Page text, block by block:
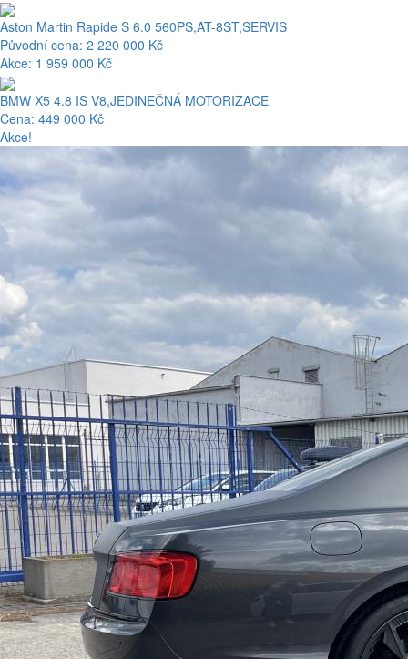
Aston Martin Rapide S 6.0 560PS,AT-8ST,SERVIS
Původní cena: 2 220 000 Kč
Akce: 1 959 000 Kč
BMW X5 4.8 IS V8,JEDINEČNÁ MOTORIZACE
Cena: 449 000 Kč
Akce!